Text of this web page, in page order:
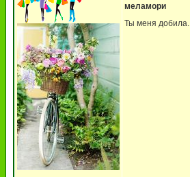
меламори
Ты меня добила.